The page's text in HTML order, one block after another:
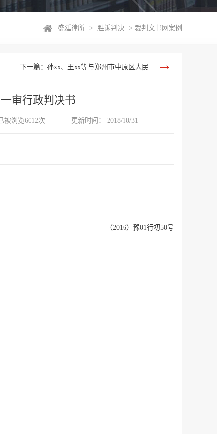
盛廷律所 > 胜诉判决 > 裁判文书网案例
下一篇：孙xx、王xx等与郑州市中原区人民...
审行政判决书
被浏览6012次 更新时间： 2018/10/31
（2016）豫01行初50号